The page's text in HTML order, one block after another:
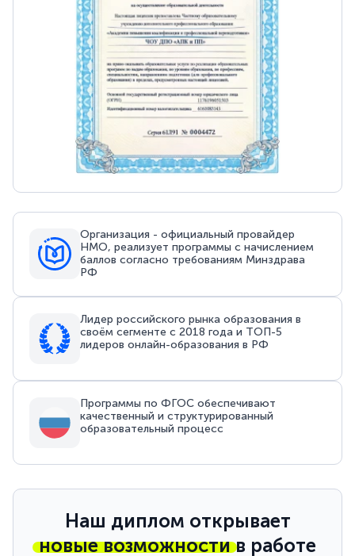
Организация - официальный провайдер
НМО, реализует программы с начислением
баллов согласно требованиям Минздрава
РФ
Лидер российского рынка образования в
своём сегменте с 2018 года и ТОП-5
лидеров онлайн-образования в РФ
Программы по ФГОС обеспечивают
качественный и структурированный
образовательный процесс
Наш диплом открывает
новые возможностив работе